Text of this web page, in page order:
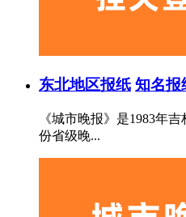
东北地区报纸 知名报
《城市晚报》是1983年
份省级晚...